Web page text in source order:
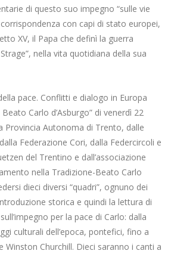
di questo suo impegno “sulle vie
con capi di stato europei,
XV, il Papa che definì la guerra
nella vita quotidiana della sua
pace. Conflitti e dialogo in Europa
Carlo d’Asburgo” di venerdì 22
Provincia Autonoma di Trento, dalle
Federazione Cori, dalla Federcircoli e
del Trentino e dall’associazione
nella Tradizione-Beato Carlo
dieci diversi “quadri”, ognuno dei
storica e quindi la lettura di
per la pace di Carlo: dalla
culturali dell’epoca, pontefici, fino a
Winston Churchill. Dieci saranno i canti a